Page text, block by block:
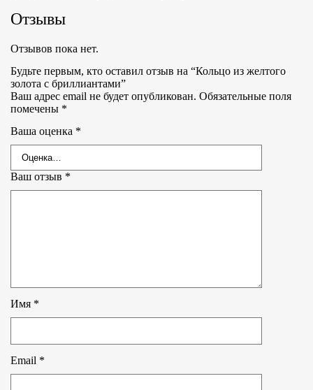
Отзывы
Отзывов пока нет.
Будьте первым, кто оставил отзыв на “Кольцо из желтого
золота с бриллиантами”
Ваш адрес email не будет опубликован. Обязательные поля
помечены *
Ваша оценка *
Ваш отзыв *
Имя *
Email *